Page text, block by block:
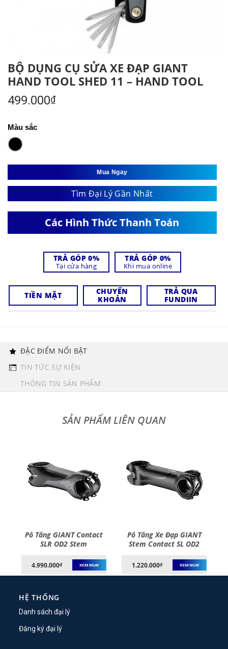
BỘ DỤNG CỤ SỬA XE ĐẠP GIANT
HAND TOOL SHED 11 – HAND TOOL
499.000₫
Màu sắc
Mua Ngay
Tìm Đại Lý Gần Nhất
Các Hình Thức Thanh Toán
TRẢ GÓP 0%
Tại cửa hàng
TRẢ GÓP 0%
Khi mua online
TIỀN MẶT
CHUYỂN
KHOẢN
TRẢ QUA
FUNDIIN
ĐẶC ĐIỂM NỔI BẬT
TIN TỨC SỰ KIỆN
THÔNG TIN SẢN PHẨM
Pô Tăng GIANT Contact
SLR OD2 Stem
4.990.000₫ XEM NGAY
Pô Tăng Xe Đạp GIANT
Stem Contact SL OD2
1.220.000₫ XEM NGAY
HỆ THỐNG
Danh sách đại lý
Đăng ký đại lý